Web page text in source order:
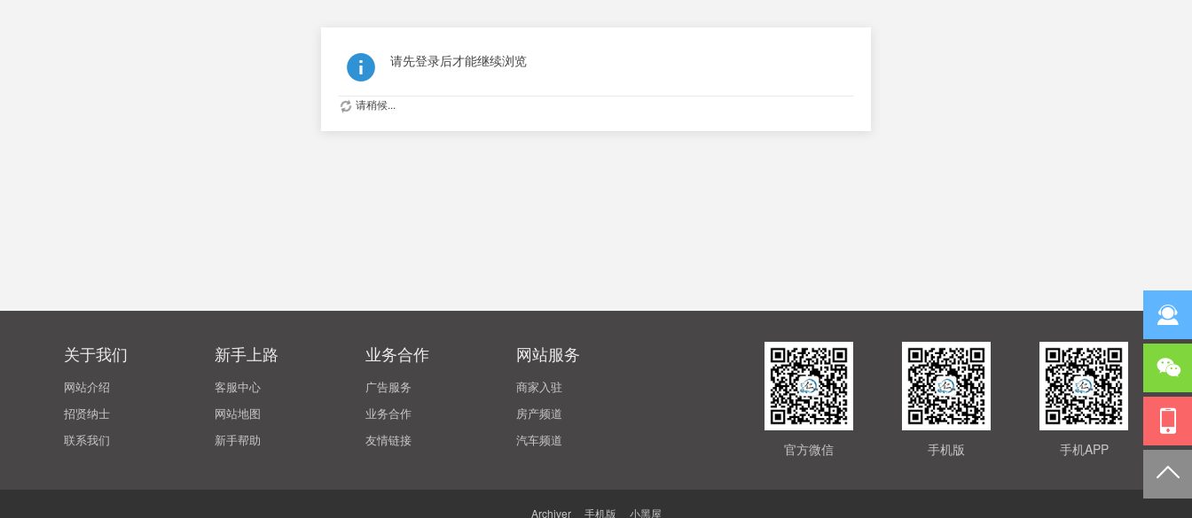
请先登录后才能继续浏览
请稍候...
关于我们
网站介绍
招贤纳士
联系我们
新手上路
客服中心
网站地图
新手帮助
业务合作
广告服务
业务合作
友情链接
网站服务
商家入驻
房产频道
汽车频道
手机APP
手机版
官方微信
Archiver 手机版 小黑屋